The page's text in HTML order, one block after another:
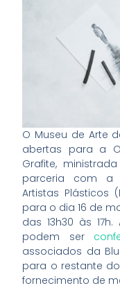
O Museu de Arte
abertas para a
Grafite,
parceria com a
Artistas Plásticos
para o dia 16 de
das 13h30 às
podem ser
associados da
para o restante
fornecimento de